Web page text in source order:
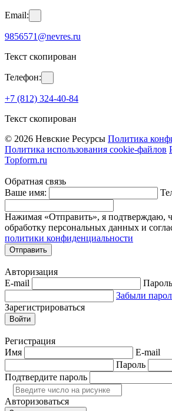
Email:
9856571@nevres.ru
Текст скопирован
Телефон:
+7 (812) 324-40-84
Текст скопирован
© 2026 Невские Ресурсы Политика
Политика использования cookie-файлов
Topform.ru
Обратная связь
Ваше имя:
Нажимая «Отправить», я подтверждаю,
обработку персональных данных и
политики конфиденциальности
Отправить
Авторизация
E-mail
Пароль
Забыли
Зарегистрироваться
Войти
Регистрация
Имя
E-mail
Пароль
Подтвердите пароль
Авторизоваться